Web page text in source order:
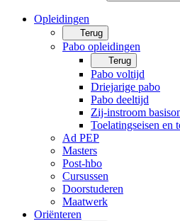
Opleidingen
Terug
Pabo opleidingen
Terug
Pabo voltijd
Driejarige pabo
Pabo deeltijd
Zij-instroom
Toelatingseisen en
Ad PEP
Masters
Post-hbo
Cursussen
Doorstuderen
Maatwerk
Oriënteren